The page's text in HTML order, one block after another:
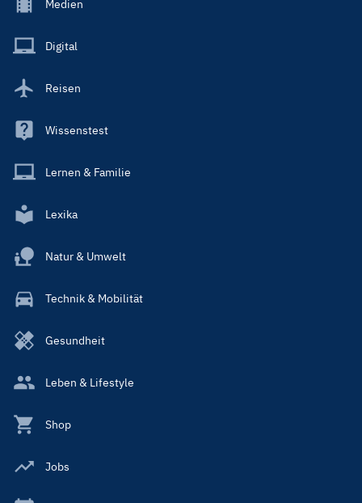
Main
Medien
Digital
Reisen
Wissenstest
Lernen & Familie
Lexika
Natur & Umwelt
Technik & Mobilität
Gesundheit
Leben & Lifestyle
Shop
Jobs